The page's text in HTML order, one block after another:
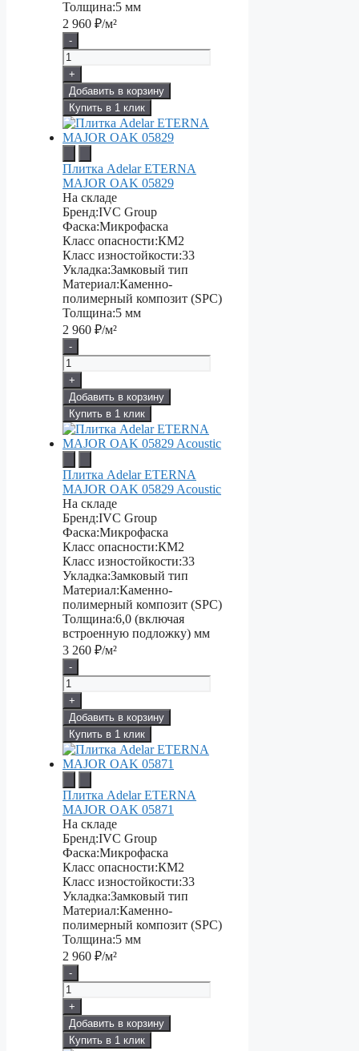
Толщина:5 мм
2 960 ₽/м²
-
+
Добавить в корзину
Купить в 1 клик
Плитка Adelar ETERNA
MAJOR OAK 05829
На складе
Бренд:IVC Group
Фаска:Микрофаска
Класс опасности:КМ2
Класс изностойкости:33
Укладка:Замковый тип
Материал:Каменно-
полимерный композит (SPC)
Толщина:5 мм
2 960 ₽/м²
-
+
Добавить в корзину
Купить в 1 клик
Плитка Adelar ETERNA
MAJOR OAK 05829 Acoustic
На складе
Бренд:IVC Group
Фаска:Микрофаска
Класс опасности:КМ2
Класс изностойкости:33
Укладка:Замковый тип
Материал:Каменно-
полимерный композит (SPC)
Толщина:6,0 (включая
встроенную подложку) мм
3 260 ₽/м²
-
+
Добавить в корзину
Купить в 1 клик
Плитка Adelar ETERNA
MAJOR OAK 05871
На складе
Бренд:IVC Group
Фаска:Микрофаска
Класс опасности:КМ2
Класс изностойкости:33
Укладка:Замковый тип
Материал:Каменно-
полимерный композит (SPC)
Толщина:5 мм
2 960 ₽/м²
-
+
Добавить в корзину
Купить в 1 клик